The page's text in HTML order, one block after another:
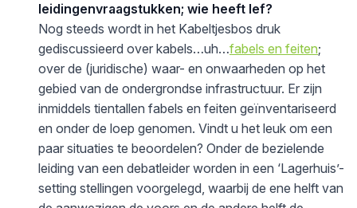
leidingenvraagstukken; wie heeft lef?
Nog steeds wordt in het Kabeltjesbos druk
gediscussieerd over kabels…uh…fabels en feiten;
over de (juridische) waar- en onwaarheden op het
gebied van de ondergrondse infrastructuur. Er zijn
inmiddels tientallen fabels en feiten geïnventariseerd
en onder de loep genomen. Vindt u het leuk om een
paar situaties te beoordelen? Onder de bezielende
leiding van een debatleider worden in een ‘Lagerhuis’-
setting stellingen voorgelegd, waarbij de ene helft van